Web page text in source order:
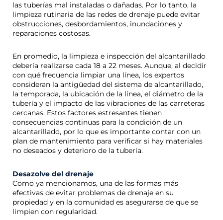
las tuberías mal instaladas o dañadas. Por lo tanto, la
limpieza rutinaria de las redes de drenaje puede evitar
obstrucciones, desbordamientos, inundaciones y
reparaciones costosas.
En promedio, la limpieza e inspección del alcantarillado
debería realizarse cada 18 a 22 meses. Aunque, al decidir
con qué frecuencia limpiar una línea, los expertos
consideran la antigüedad del sistema de alcantarillado,
la temporada, la ubicación de la línea, el diámetro de la
tubería y el impacto de las vibraciones de las carreteras
cercanas. Estos factores estresantes tienen
consecuencias continuas para la condición de un
alcantarillado, por lo que es importante contar con un
plan de mantenimiento para verificar si hay materiales
no deseados y deterioro de la tubería.
Desazolve del drenaje
Como ya mencionamos, una de las formas más
efectivas de evitar problemas de drenaje en su
propiedad y en la comunidad es asegurarse de que se
limpien con regularidad.